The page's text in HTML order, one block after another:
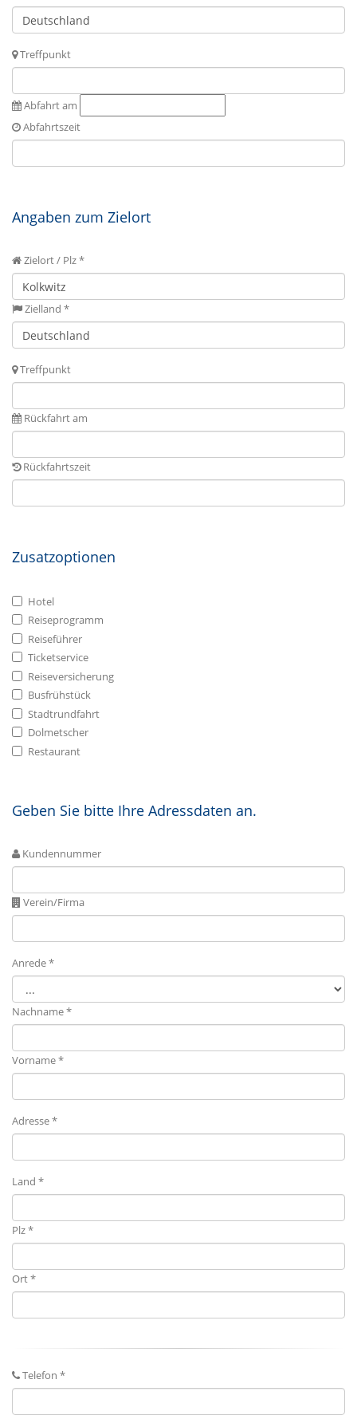
Treffpunkt
Abfahrt am
Abfahrtszeit
Angaben zum Zielort
Zielort / Plz *
Zielland *
Treffpunkt
Rückfahrt am
Rückfahrtszeit
Zusatzoptionen
Hotel
Reiseprogramm
Reiseführer
Ticketservice
Reiseversicherung
Busfrühstück
Stadtrundfahrt
Dolmetscher
Restaurant
Geben Sie bitte Ihre Adressdaten an.
Kundennummer
Verein/Firma
Anrede *
Nachname *
Vorname *
Adresse *
Land *
Plz *
Ort *
Telefon *